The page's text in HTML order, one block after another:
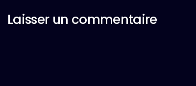
Laisser un commentaire